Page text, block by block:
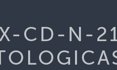
CD-N-